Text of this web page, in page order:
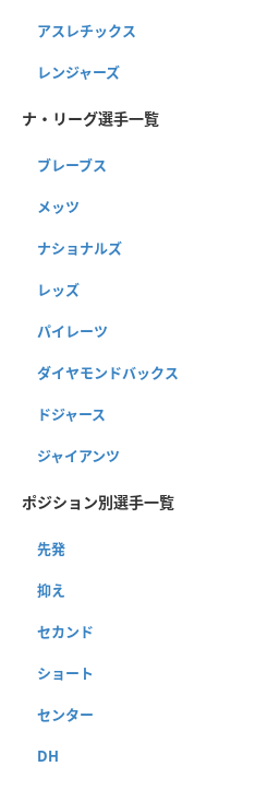
アスレチックス
レンジャーズ
ナ・リーグ選手一覧
ブレーブス
メッツ
ナショナルズ
レッズ
パイレーツ
ダイヤモンドバックス
ドジャース
ジャイアンツ
ポジション別選手一覧
先発
抑え
セカンド
ショート
センター
DH